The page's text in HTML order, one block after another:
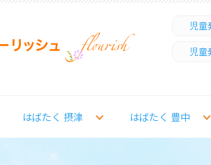
児
児
はばたく 摂津 はばたく 豊中